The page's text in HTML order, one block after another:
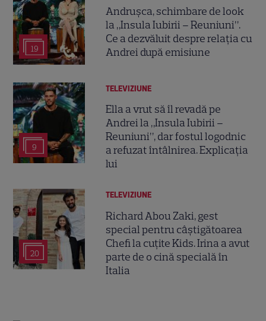
19
Andrușca, schimbare de look
la „Insula Iubirii – Reuniuni”.
Ce a dezvăluit despre relația cu
Andrei după emisiune
9
TELEVIZIUNE
Ella a vrut să îl revadă pe
Andrei la „Insula Iubirii –
Reuniuni”, dar fostul logodnic
a refuzat întâlnirea. Explicația
lui
20
TELEVIZIUNE
Richard Abou Zaki, gest
special pentru câștigătoarea
Chefi la cuțite Kids. Irina a avut
parte de o cină specială în
Italia